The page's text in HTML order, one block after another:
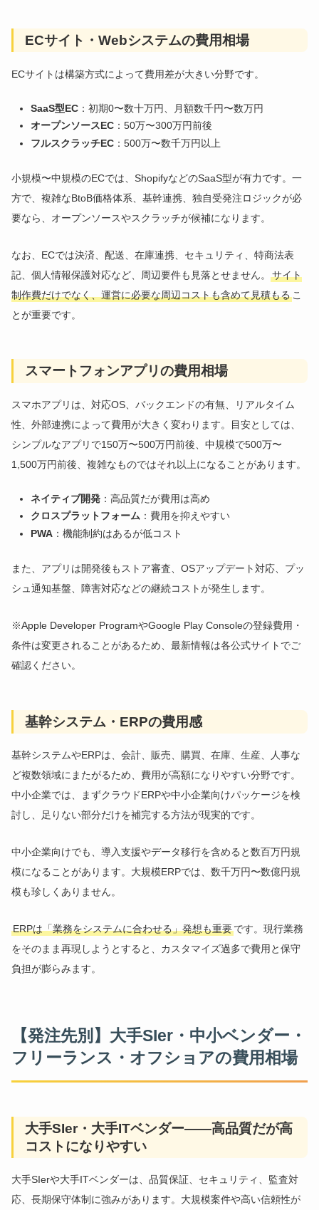
ECサイト・Webシステムの費用相場
ECサイトは構築方式によって費用差が大きい分野です。
SaaS型EC ：初期0〜数十万円、月額数千円〜数万円
オープンソースEC ：50万〜300万円前後
フルスクラッチEC ：500万〜数千万円以上
小規模〜中規模のECでは、ShopifyなどのSaaS型が有力です。一
方で、複雑なBtoB価格体系、基幹連携、独自受発注ロジックが必
要なら、オープンソースやスクラッチが候補になります。
なお、ECでは決済、配送、在庫連携、セキュリティ、特商法表
記、個人情報保護対応など、周辺要件も見落とせません。サイト
制作費だけでなく、運営に必要な周辺コストも含めて見積もる こ
とが重要です。
スマートフォンアプリの費用相場
スマホアプリは、対応OS、バックエンドの有無、リアルタイム
性、外部連携によって費用が大きく変わります。目安としては、
シンプルなアプリで150万〜500万円前後、中規模で500万〜
1,500万円前後、複雑なものではそれ以上になることがあります。
ネイティブ開発 ：高品質だが費用は高め
クロスプラットフォーム ：費用を抑えやすい
PWA ：機能制約はあるが低コスト
また、アプリは開発後もストア審査、OSアップデート対応、プッ
シュ通知基盤、障害対応などの継続コストが発生します。
※Apple Developer ProgramやGoogle Play Consoleの登録費用・
条件は変更されることがあるため、最新情報は各公式サイトでご
確認ください。
基幹システム・ERPの費用感
基幹システムやERPは、会計、販売、購買、在庫、生産、人事な
ど複数領域にまたがるため、費用が高額になりやすい分野です。
中小企業では、まずクラウドERPや中小企業向けパッケージを検
討し、足りない部分だけを補完する方法が現実的です。
中小企業向けでも、導入支援やデータ移行を含めると数百万円規
模になることがあります。大規模ERPでは、数千万円〜数億円規
模も珍しくありません。
ERPは「業務をシステムに合わせる」発想も重要です。現行業務
をそのまま再現しようとすると、カスタマイズ過多で費用と保守
負担が膨らみます。
【発注先別】大手SIer・中小ベンダー・
フリーランス・オフショアの費用相場
大手SIer・大手ITベンダー——高品質だが高
コストになりやすい
大手SIerや大手ITベンダーは、品質保証、セキュリティ、監査対
応、長期保守体制に強みがあります。大規模案件や高い信頼性が